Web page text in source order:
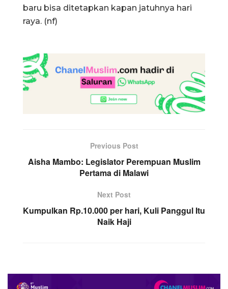
baru bisa ditetapkan kapan jatuhnya hari
raya. (nf)
Previous Post
Aisha Mambo: Legislator Perempuan Muslim
Pertama di Malawi
Next Post
Kumpulkan Rp.10.000 per hari, Kuli Panggul Itu
Naik Haji